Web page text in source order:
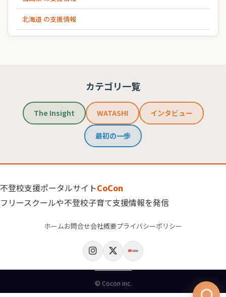
北海道 の支援情報
カテゴリ一覧
The Insight WATASHI インタビュー
最初の一歩
不登校支援ポータルサイトCoCon
フリースクールや不登校子育て支援情報を発信
ホームお問合せ会社概要プライバシーポリシー
© Cocon inc.